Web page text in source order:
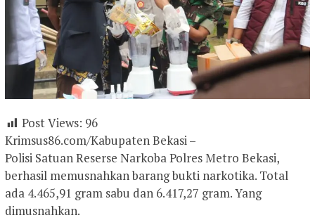
Post Views: 96
Krimsus86.com/Kabupaten Bekasi –
Polisi Satuan Reserse Narkoba Polres Metro Bekasi,
berhasil memusnahkan barang bukti narkotika. Total
ada 4.465,91 gram sabu dan 6.417,27 gram. Yang
dimusnahkan.